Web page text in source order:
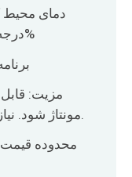
درجه سانتیگراد، رطوبت نسبی ≤95%
مزیت:
مونتاژ شود. نیازی به سنگفرش ریل کف نیست.
محدوده